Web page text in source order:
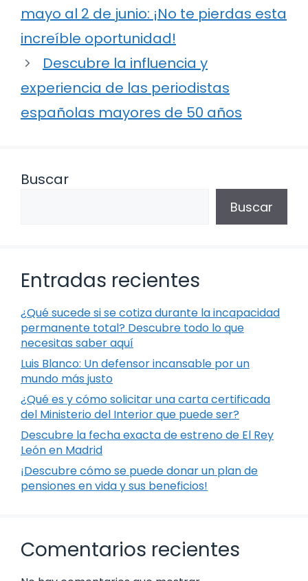
mayo al 2 de junio: ¡No te pierdas esta
increíble oportunidad!
Descubre la influencia y
experiencia de las periodistas
españolas mayores de 50 años
Buscar
Buscar
Entradas recientes
¿Qué sucede si se cotiza durante la incapacidad
permanente total? Descubre todo lo que
necesitas saber aquí
Luis Blanco: Un defensor incansable por un
mundo más justo
¿Qué es y cómo solicitar una carta certificada
del Ministerio del Interior que puede ser?
Descubre la fecha exacta de estreno de El Rey
León en Madrid
¡Descubre cómo se puede donar un plan de
pensiones en vida y sus beneficios!
Comentarios recientes